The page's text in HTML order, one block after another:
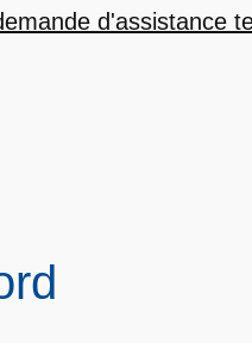
d'assistance